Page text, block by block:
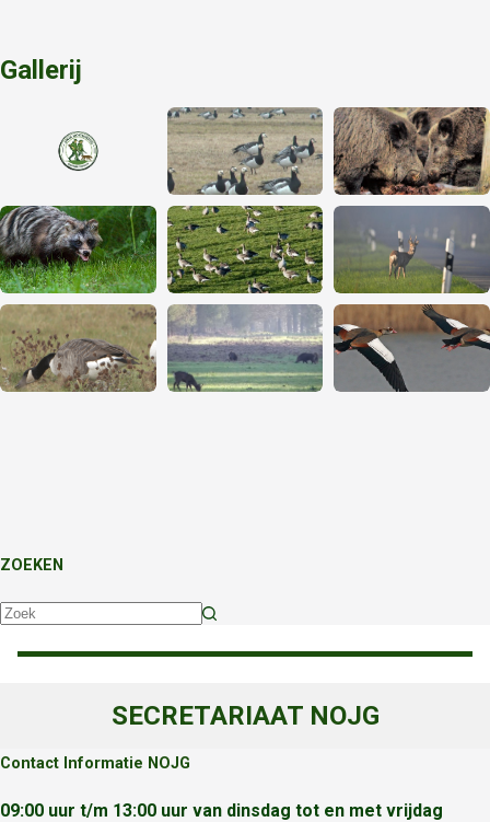
Gallerij
ZOEKEN
SECRETARIAAT NOJG
Contact Informatie NOJG
09:00 uur t/m 13:00 uur van dinsdag tot en met vrijdag